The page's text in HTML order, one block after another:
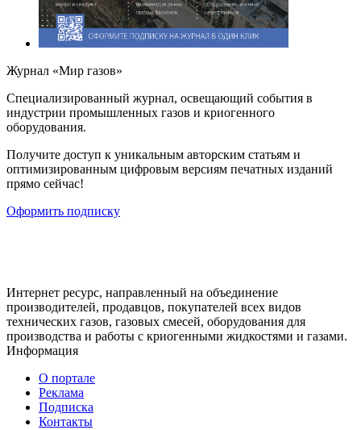
Журнал «Мир газов»
Cпециализированный журнал, освещающий события в
индустрии промышленных газов и криогенного
оборудования.
Получите доступ к уникальным авторским статьям и
оптимизированным цифровым версиям печатных изданий
прямо сейчас!
Оформить подписку
Интернет ресурс, направленный на объединение
производителей, продавцов, покупателей всех видов
технических газов, газовых смесей, оборудования для
производства и работы с криогенными жидкостями и газами.
Информация
О портале
Реклама
Подписка
Контакты